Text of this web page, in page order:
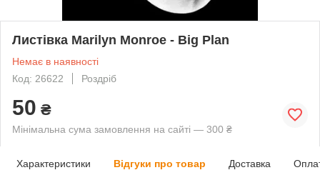
Листівка Marilyn Monroe - Big Plan
Немає в наявності
Код: 26622
Роздріб
50 ₴
Мінімальна сума замовлення на сайті — 300 ₴
Характеристики Відгуки про товар Доставка